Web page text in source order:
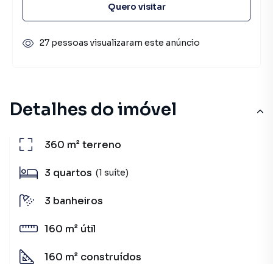
Detalhes do imóvel
360 m²terreno
3 quartos (1 suíte)
3 banheiros
160 m² útil
160 m² construídos
Quero visitar
27 pessoas visualizaram este anúncio